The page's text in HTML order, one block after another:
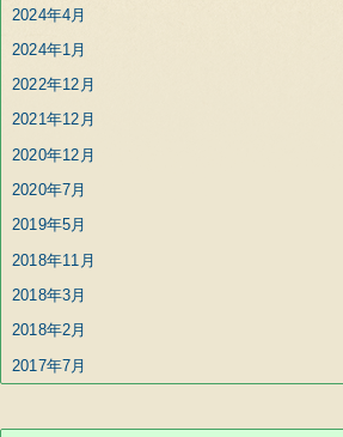
2024年4月
2024年1月
2022年12月
2021年12月
2020年12月
2020年7月
2019年5月
2018年11月
2018年3月
2018年2月
2017年7月